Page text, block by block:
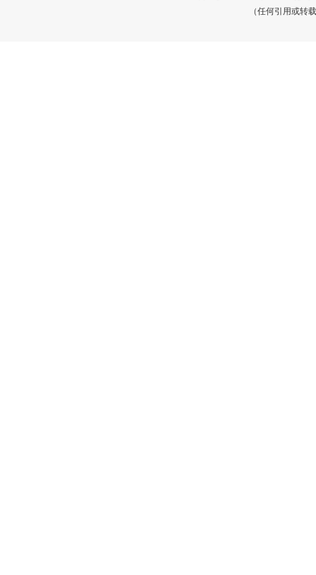
（任何引用或转